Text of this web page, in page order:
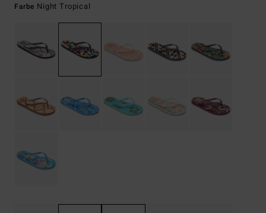
Farbe Night Tropical